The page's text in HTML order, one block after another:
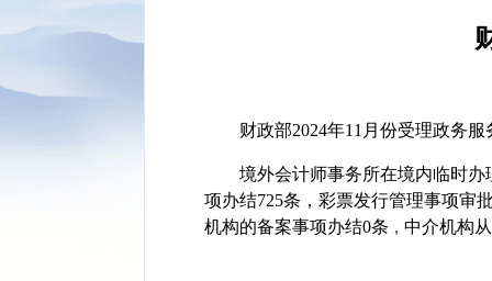
财政部2024年11月份受理政务
境外会计师事务所在境内临时
项办结725条 ， 彩票发行管理事项审
机构的备案事项办结0条 ， 中介机构